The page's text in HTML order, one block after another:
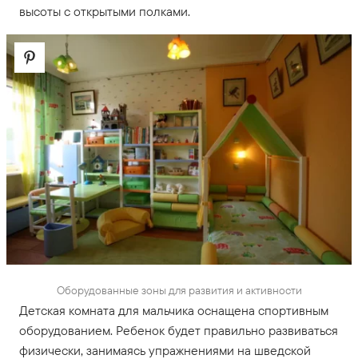
высоты с открытыми полками.
Оборудованные зоны для развития и активности
Детская комната для мальчика оснащена спортивным
оборудованием. Ребенок будет правильно развиваться
физически, занимаясь упражнениями на шведской